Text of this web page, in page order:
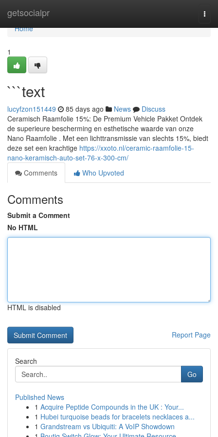
getsocialpr
Home
Home
1
```text
lucyfzon151449 85 days ago News
Discuss
Ceramisch Raamfolie 15%: De Premium Vehicle Pakket Ontdek
de superieure bescherming en esthetische waarde van onze
Nano Raamfolie . Met een lichttransmissie van slechts 15%, biedt
deze set een krachtige https://xxoto.nl/ceramic-raamfolie-15-
nano-keramisch-auto-set-76-x-300-cm/
Comments
Who Upvoted
Comments
Submit a Comment
No HTML
HTML is disabled
Report Page
Search
Go
Published News
1 Acquire Peptide Compounds in the UK : Your...
1 Hubei turquoise beads for bracelets necklaces a...
1 Grandstream vs Ubiquiti: A VoIP Showdown